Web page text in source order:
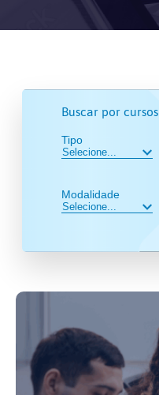
Buscar por cursos
Tipo
Modalidade